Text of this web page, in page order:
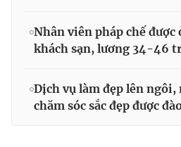
Nhân viên pháp chế được
khách sạn, lương 34-46
Dịch vụ làm đẹp lên
chăm sóc sắc đẹp được